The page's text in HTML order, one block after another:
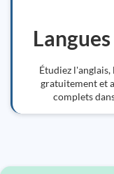
Étudiez
gratuitement et
complets